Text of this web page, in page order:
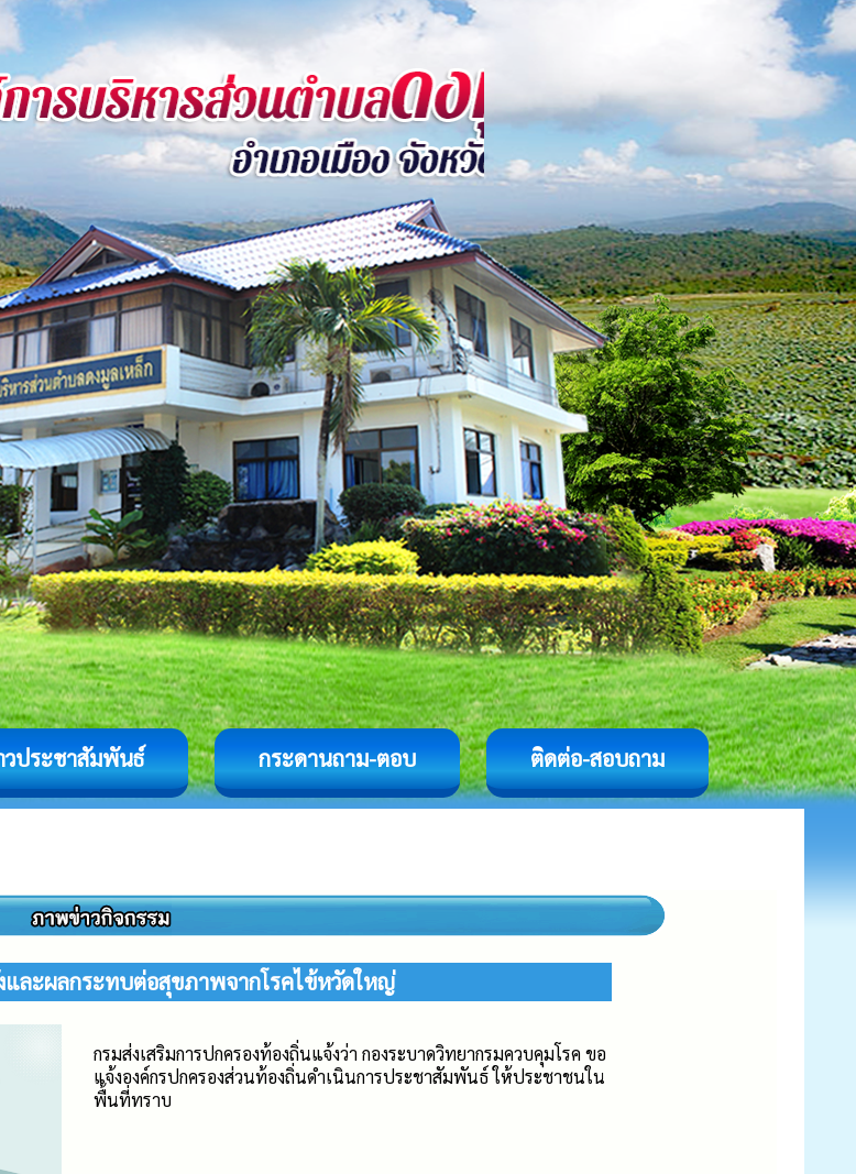
วประชาสัมพันธ์ กระดานถาม-ตอบ ติดต่อ-สอบถาม
และผลกระทบต่อสุขภาพจากโรคไข้หวัดใหญ่
กรมส่งเสริมการปกครองท้องถิ่นแจ้งว่า กองระบาดวิทยากรมควบคุมโรค ขอ
แจ้งองค์กรปกครองส่วนท้องถิ่นดำเนินการประชาสัมพันธ์ ให้ประชาชนใน
พื้นที่ทราบ